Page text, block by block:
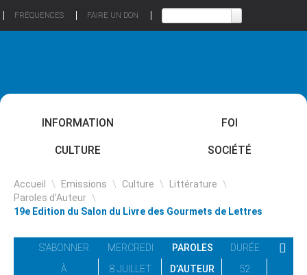
FRÉQUENCES FAIRE UN DON
INFORMATION FOI
CULTURE SOCIÉTÉ
Accueil \ Emissions \ Culture \ Littérature \
Paroles d’Auteur \
19e Edition du Salon du Livre des Gourmets de Lettres
S'ABONNER
À
MERCREDI
8 JUILLET
PAROLES
D’AUTEUR
DURÉE
52